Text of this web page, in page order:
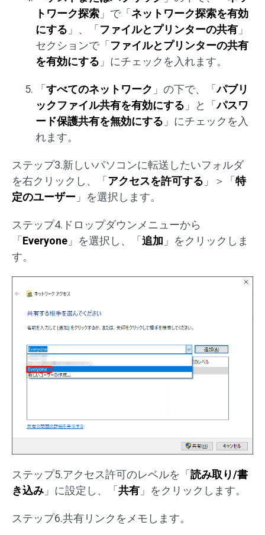
トワーク探索 」で「 ネットワーク探索を有効
にする 」、「 ファイルとプリンターの共有 」
セクションで「 ファイルとプリンターの共有
を有効にする 」にチェックを入れます。
「 すべてのネットワーク 」の下で、「パブリ
ックファイル共有を有効にする 」と「パスワ
ード保護共有を無効にする 」にチェックを入
れます。
ステップ3.新しいパソコンに転送したいフォルダ
を右クリックし、「 アクセスを許可する 」＞「 特
定のユーザー 」を選択します。
ステップ4.ドロップダウンメニューから
「 Everyone 」を選択し、「 追加 」をクリックしま
す。
ステップ5.アクセス許可のレベルを「読み取り/書
き込み 」に設定し、「共有 」をクリックします。
ステップ6.共有リンクをメモします。